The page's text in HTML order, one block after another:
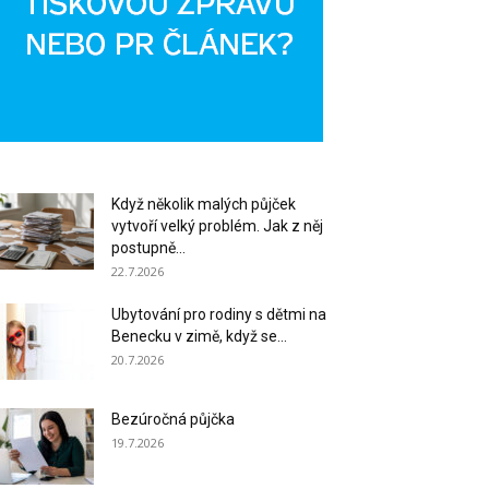
Když několik malých půjček
vytvoří velký problém. Jak z něj
postupně...
22.7.2026
Ubytování pro rodiny s dětmi na
Benecku v zimě, když se...
20.7.2026
Bezúročná půjčka
19.7.2026